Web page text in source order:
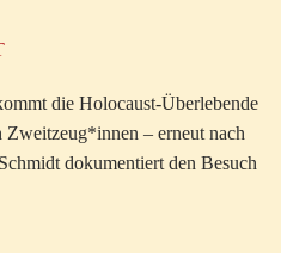
die Holocaust-Überlebende
– erneut nach
dokumentiert den Besuch